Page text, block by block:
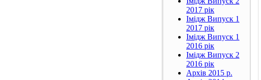
2017 рік
Імідж Випуск 1
2017 рік
Імідж Випуск 1
2016 рік
Імідж Випуск 2
2016 рік
Архів 2015 р.